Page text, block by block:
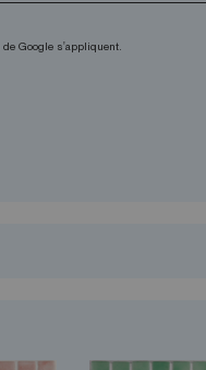
de Google s'appliquent.